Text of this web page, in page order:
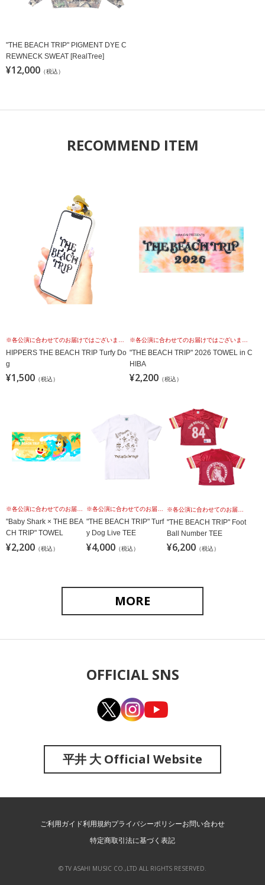
"THE BEACH TRIP" PIGMENT DYE C
REWNECK SWEAT [RealTree]
¥12,000 （税込）
RECOMMEND ITEM
※各公演に合わせてのお届けではございませんこと、予めご理解の上、お買い求めください。
HIPPERS THE BEACH TRIP Turfy Do
g
¥1,500 （税込）
※各公演に合わせてのお届けではございませんこと、予めご理解の上、お買い求めください。
"THE BEACH TRIP" 2026 TOWEL in C
HIBA
¥2,200 （税込）
※各公演に合わせてのお届けではございませんこと、予めご理解の上、お買い求めください。
"Baby Shark × THE BEA
CH TRIP" TOWEL
¥2,200 （税込）
※各公演に合わせてのお届けではございませんこと、予めご理解の上、お買い求めください。
"THE BEACH TRIP" Turf
y Dog Live TEE
¥4,000 （税込）
※各公演に合わせてのお届けではございませんこと、予めご理解の上、お買い求めください。
"THE BEACH TRIP" Foot
Ball Number TEE
¥6,200 （税込）
MORE
OFFICIAL SNS
平井 大 Official Website
ご利用ガイド利用規約プライバシーポリシーお問い合わせ
特定商取引法に基づく表記
© TV ASAHI MUSIC CO.,LTD ALL RIGHTS RESERVED.